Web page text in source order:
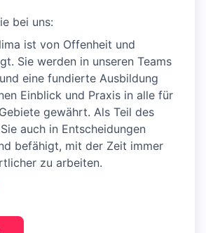
bei uns:
ist von Offenheit und
Sie werden in unseren Teams
eine fundierte Ausbildung
Einblick und Praxis in alle für
gewährt. Als Teil des
auch in Entscheidungen
befähigt, mit der Zeit immer
zu arbeiten.